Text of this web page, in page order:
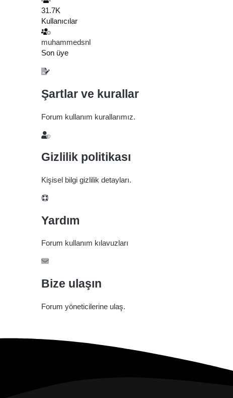
31.7K
Kullanıcılar
muhammedsnl
Son üye
Şartlar ve kurallar
Forum kullanım kurallarımız.
Gizlilik politikası
Kişisel bilgi gizlilik detayları.
Yardım
Forum kullanım kılavuzları
Bize ulaşın
Forum yöneticilerine ulaş.